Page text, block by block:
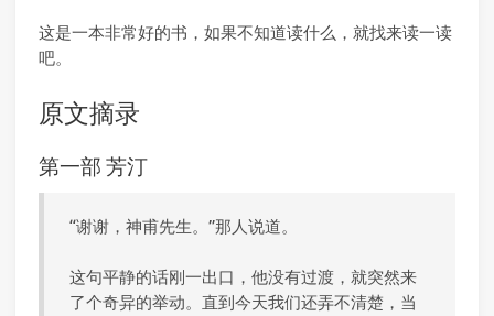
这是一本非常好的书，如果不知道读什么，就找来读一读
吧。
原文摘录
第一部 芳汀
“谢谢，神甫先生。”那人说道。
这句平静的话刚一出口，他没有过渡，就突然来
了个奇异的举动。直到今天我们还弄不清楚，当